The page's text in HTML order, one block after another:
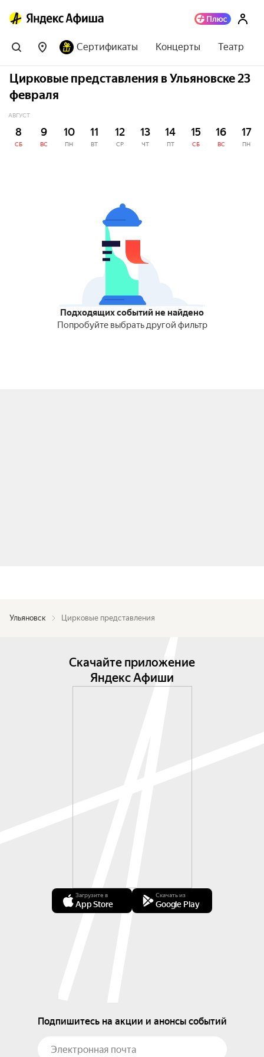
Сертификаты Концерты Театр
Цирковые представления в Ульяновске 23
февраля
АВГУСТ
8
СБ
9
ВС
10
ПН
11
ВТ
12
СР
13
ЧТ
14
ПТ
15
СБ
16
ВС
17
ПН
Подходящих событий не найдено
Попробуйте выбрать другой фильтр
Ульяновск Цирковые представления
Скачайте приложение
Яндекс Афиши
Загрузите в
App Store
Скачать из
Google Play
Подпишитесь на акции и анонсы событий